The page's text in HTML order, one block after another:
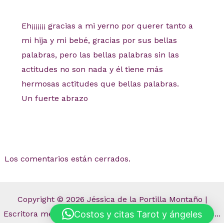
Eh¡¡¡¡¡¡¡ gracias a mi yerno por querer tanto a
mi hija y mi bebé, gracias por sus bellas
palabras, pero las bellas palabras sin las
actitudes no son nada y él tiene más
hermosas actitudes que bellas palabras.
Un fuerte abrazo
Los comentarios están cerrados.
Copyright © 2026 Jéssica de la Portilla Montaño |
Escritora mexicana | Blog de La Niña TodoMePasa dice...
Costos y citas Tarot y ángeles